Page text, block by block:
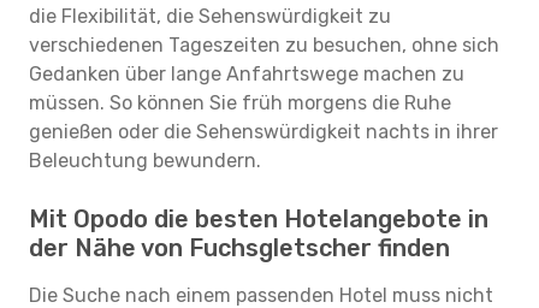
die Flexibilität, die Sehenswürdigkeit zu
verschiedenen Tageszeiten zu besuchen, ohne sich
Gedanken über lange Anfahrtswege machen zu
müssen. So können Sie früh morgens die Ruhe
genießen oder die Sehenswürdigkeit nachts in ihrer
Beleuchtung bewundern.
Mit Opodo die besten Hotelangebote in
der Nähe von Fuchsgletscher finden
Die Suche nach einem passenden Hotel muss nicht